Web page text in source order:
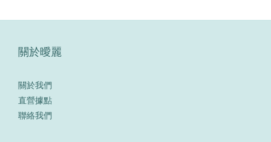
關於曖麗
關於我們
直營據點
聯絡我們